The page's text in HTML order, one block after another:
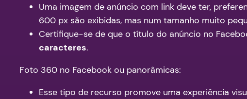
Uma imagem de anúncio com link deve ter,
600 px são exibidas, mas num tamanho muito
Certifique-se de que o título do anúncio no
caracteres.
Foto 360 no Facebook ou panorâmicas:
Esse tipo de recurso promove uma experiência